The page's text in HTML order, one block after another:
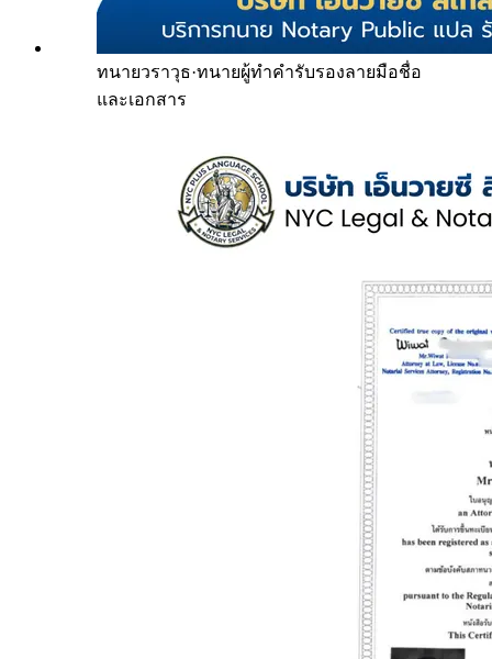
ทนายวราวุธ·ทนายผู้ทำคำรับรองลายมือชื่อ
และเอกสาร